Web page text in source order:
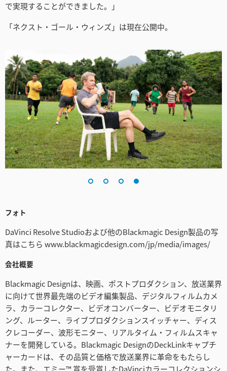
で実現することができました。」
「ネクスト・ゴール・ウィンズ」は現在公開中。
フォト
DaVinci Resolve Studioおよび他のBlackmagic Design製品の写
真はこちら www.blackmagicdesign.com/jp/media/images/
会社概要
Blackmagic Designは、映画、ポストプロダクション、放送業界
に向けて世界最先端のビデオ編集製品、デジタルフィルムカメ
ラ、カラーコレクター、ビデオコンバーター、ビデオモニタリ
ング、ルーター、ライブプロダクションスイッチャー、ディス
クレコーダー、波形モニター、リアルタイム・フィルムスキャ
ナーを開発している。Blackmagic DesignのDeckLinkキャプチ
ャーカードは、その品質と価格で放送業界に革命をもたらし